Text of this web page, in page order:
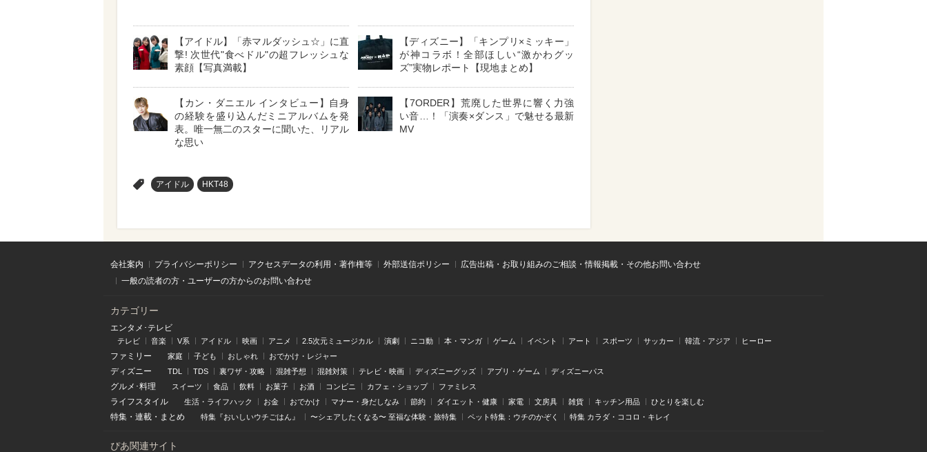
【アイドル】「赤マルダッシュ☆」に直
撃! 次世代"食べドル"の超フレッシュな
素顔【写真満載】
【ディズニー】「キンプリ×ミッキー」
が神コラボ！全部ほしい“激かわグッ
ズ”実物レポート【現地まとめ】
【カン・ダニエル インタビュー】自身
の経験を盛り込んだミニアルバムを発
表。唯一無二のスターに聞いた、リアル
な思い
【7ORDER】荒廃した世界に響く力強
い音…！「演奏×ダンス」で魅せる最新
MV
アイドル HKT48
会社案内 プライバシーポリシー アクセスデータの利用・著作権等 外部送信ポリシー
広告出稿・お取り組みのご相談・情報掲載・その他お問い合わせ
一般の読者の方・ユーザーの方からのお問い合わせ
カテゴリー
エンタメ･テレビ
テレビ 音楽 V系 アイドル 映画 アニメ 2.5次元ミュージカル 演劇 ニコ動 本・マンガ ゲーム イベント アート スポーツ サッカー 韓流・アジア ヒーロー
ファミリー 家庭 子ども おしゃれ おでかけ・レジャー
ディズニー TDL TDS 裏ワザ・攻略 混雑予想 混雑対策 テレビ・映画 ディズニーグッズ アプリ・ゲーム ディズニーパス
グルメ･料理 スイーツ 食品 飲料 お菓子 お酒 コンビニ カフェ・ショップ ファミレス
ライフスタイル 生活・ライフハック お金 おでかけ マナー・身だしなみ 節約 ダイエット・健康 家電 文房具 雑貨 キッチン用品 ひとりを楽しむ
特集 ・ 連載 ・ まとめ 特集『おいしいウチごはん』 〜シェアしたくなる〜 至福な体験・旅特集 ペット特集：ウチのかぞく 特集 カラダ・ココロ・キレイ
ぴあ関連サイト